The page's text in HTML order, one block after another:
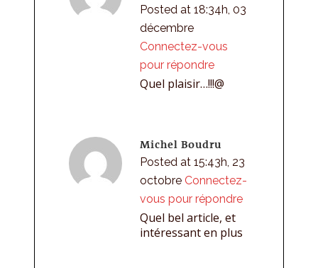
Posted at 18:34h, 03
décembre
Connectez-vous
pour répondre
Quel plaisir…!!!@
Michel Boudru
Posted at 15:43h, 23
octobre Connectez-
vous pour répondre
Quel bel article, et
intéressant en plus